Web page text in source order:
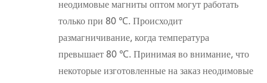
неодимовые магниты оптом могут работать
только при 80 ℃. Происходит
размагничивание, когда температура
превышает 80 ℃. Принимая во внимание, что
некоторые изготовленные на заказ неодимовые